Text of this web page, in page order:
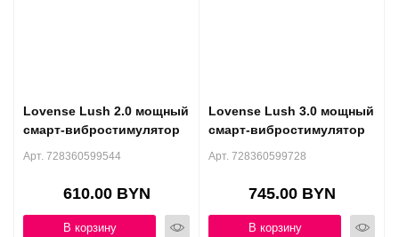
Lovense Lush 2.0 мощный
смарт-вибростимулятор
Арт. 728360599544
610.00 BYN
В корзину
Lovense Lush 3.0 мощный
смарт-вибростимулятор
Арт. 728360599728
745.00 BYN
В корзину